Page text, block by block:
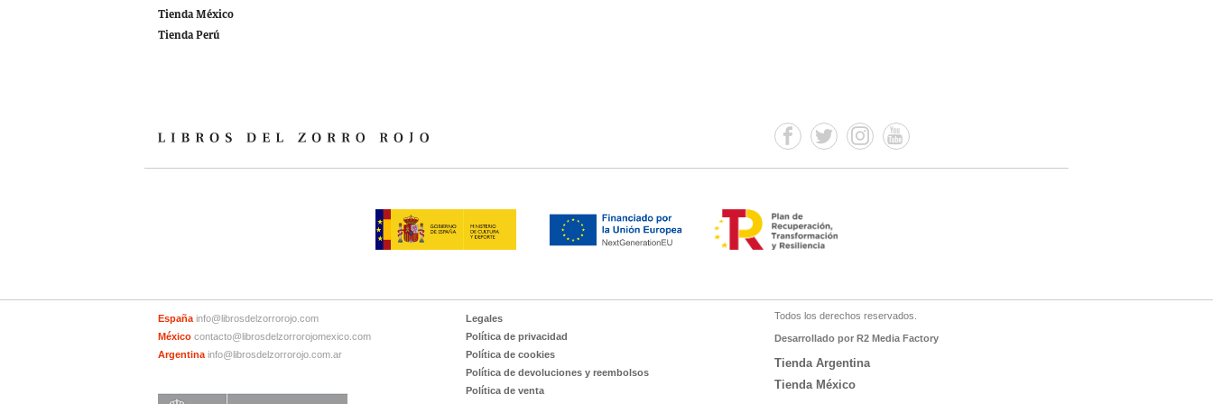
Tienda México
Tienda Perú
España info@librosdelzorrorojo.com
México contacto@librosdelzorrorojomexico.com
Argentina info@librosdelzorrorojo.com.ar
Legales
Política de privacidad
Política de cookies
Política de devoluciones y reembolsos
Política de venta
Todos los derechos reservados.
Desarrollado por R2 Media Factory
Tienda Argentina
Tienda México